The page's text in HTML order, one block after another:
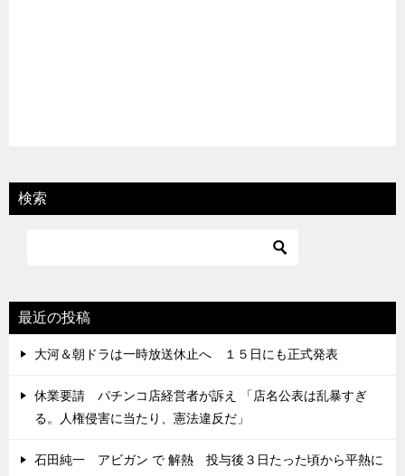
検索
最近の投稿
大河＆朝ドラは一時放送休止へ １５日にも正式発表
休業要請 パチンコ店経営者が訴え 「店名公表は乱暴すぎ
る。人権侵害に当たり、憲法違反だ」
石田純一 アビガン で 解熱 投与後３日たった頃から平熱に